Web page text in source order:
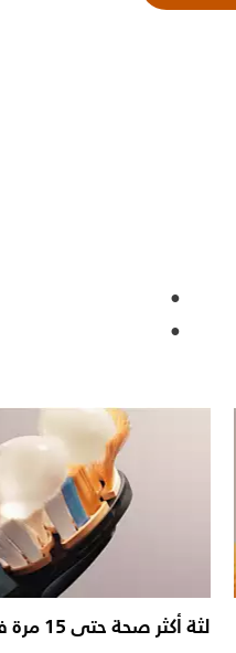
لثة أكثر صحة حتى 15 مرة في 6 أسابيع*